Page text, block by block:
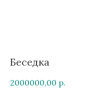
Беседка
2000000,00 р.